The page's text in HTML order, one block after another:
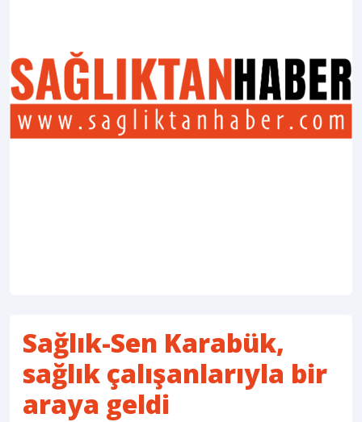
Sağlık-Sen Karabük,
sağlık çalışanlarıyla bir
araya geldi